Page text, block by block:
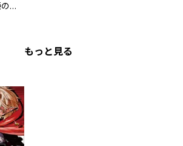
紅の死神は眠り姫の寝起きに悩まされる（コミック）
もっと見る